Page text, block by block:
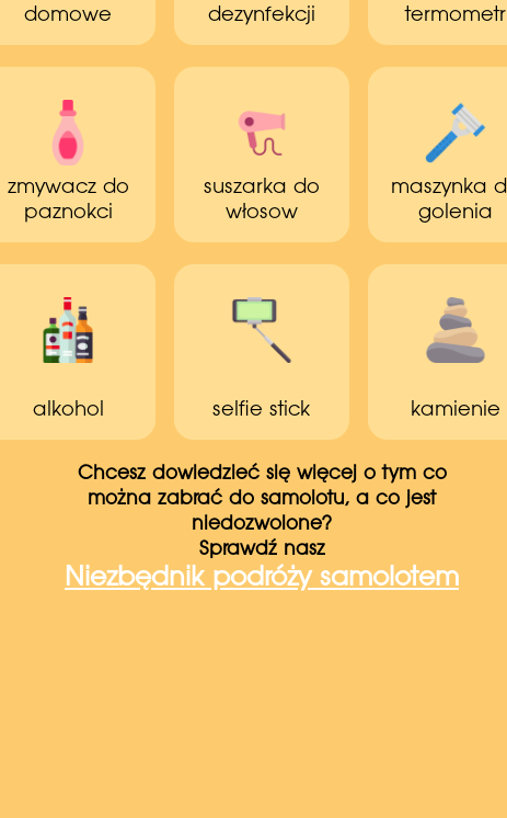
domowe
dezynfekcji
termometr
zmywacz do
paznokci
suszarka do
włosow
maszynka
golenia
alkohol selfie stick kamienie
Chcesz dowiedzieć się więcej o tym co
można zabrać do samolotu, a co jest
niedozwolone?
Sprawdź nasz
Niezbędnik podróży samolotem